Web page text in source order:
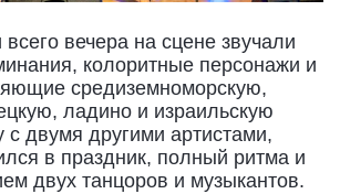
вечера на сцене звучали
колоритные персонажи и
средиземноморскую,
ладино и израильскую
с двумя другими артистами,
в праздник, полный ритма и
двух танцоров и музыкантов.